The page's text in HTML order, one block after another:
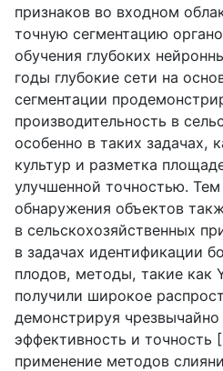
признаков во входном
точную сегментацию
обучения глубоких
годы глубокие сети на
сегментации
производительность в
особенно в таких задачах,
культур и разметка
улучшенной точностью.
обнаружения объектов
в сельскохозяйственных
в задачах идентификации
плодов, методы, такие как
получили широкое
демонстрируя
эффективность и точность
применение методов